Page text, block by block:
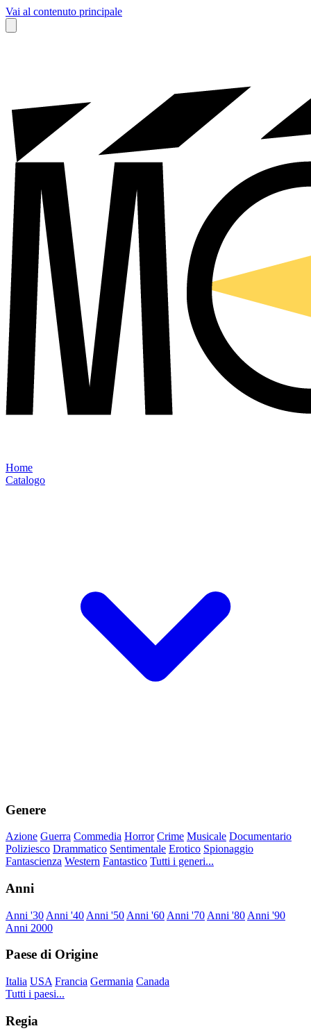
Vai al contenuto principale
Home
Catalogo
Genere
Azione Guerra Commedia Horror Crime Musicale Documentario
Poliziesco Drammatico Sentimentale Erotico Spionaggio
Fantascienza Western Fantastico Tutti i generi...
Anni
Anni '30 Anni '40 Anni '50 Anni '60 Anni '70 Anni '80 Anni '90
Anni 2000
Paese di Origine
Italia USA Francia Germania Canada
Tutti i paesi...
Regia